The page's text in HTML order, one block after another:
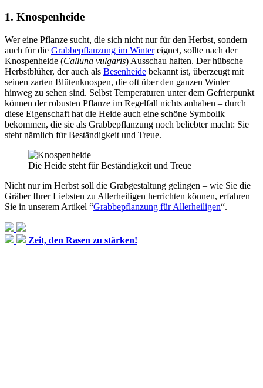
1. Knospenheide
Wer eine Pflanze sucht, die sich nicht nur für den Herbst, sondern
auch für die Grabbepflanzung im Wintereignet, sollte nach der
Knospenheide (Calluna vulgaris) Ausschau halten. Der hübsche
Herbstblüher, der auch als Besenheide bekannt ist, überzeugt mit
seinen zarten Blütenknospen, die oft über den ganzen Winter
hinweg zu sehen sind. Selbst Temperaturen unter dem Gefrierpunkt
können der robusten Pflanze im Regelfall nichts anhaben – durch
diese Eigenschaft hat die Heide auch eine schöne Symbolik
bekommen, die sie als Grabbepflanzung noch beliebter macht: Sie
steht nämlich für Beständigkeit und Treue.
Die Heide steht für Beständigkeit und Treue
Nicht nur im Herbst soll die Grabgestaltung gelingen – wie Sie die
Gräber Ihrer Liebsten zu Allerheiligen herrichten können, erfahren
Sie in unserem Artikel “Grabbepflanzung für Allerheiligen“.
Zeit, den Rasen zu stärken!